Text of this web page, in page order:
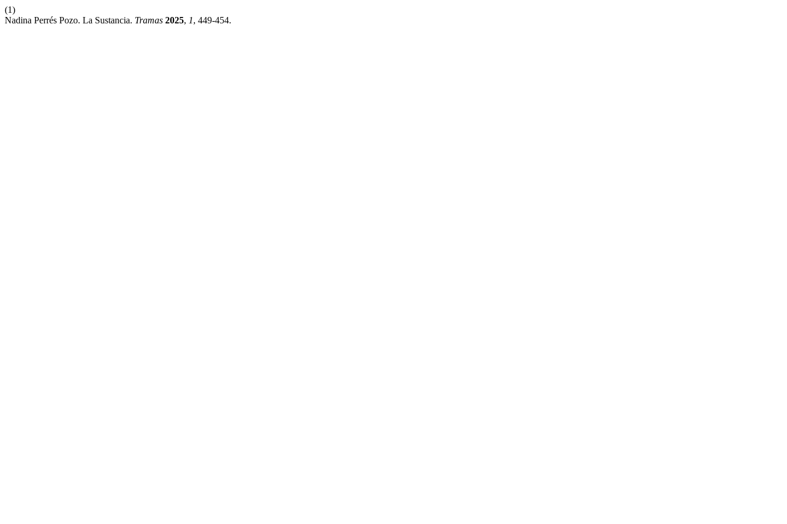
(1)
Nadina Perrés Pozo. La Sustancia. Tramas 2025, 1, 449-454.